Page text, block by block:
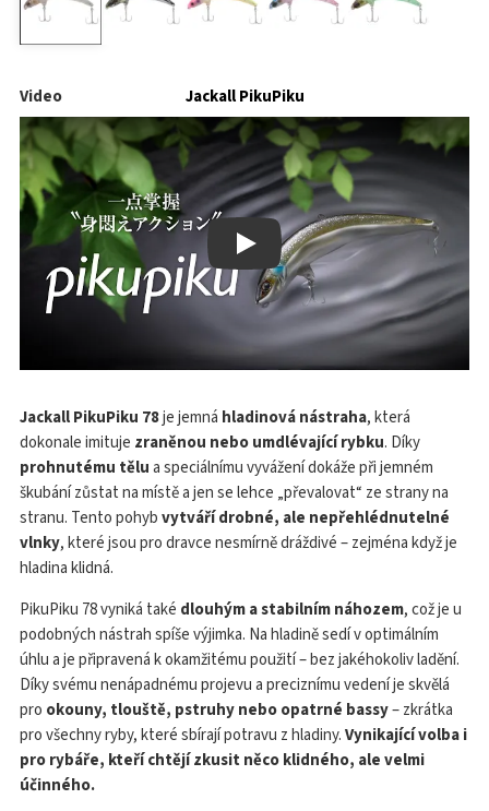
Video Jackall PikuPiku
Play
Jackall PikuPiku 78je jemná hladinová nástraha, která
dokonale imituje zraněnou nebo umdlévající rybku. Díky
prohnutému tělua speciálnímu vyvážení dokáže při jemném
škubání zůstat na místě a jen se lehce „převalovat“ ze strany na
stranu. Tento pohybvytváří drobné, ale nepřehlédnutelné
vlnky, které jsou pro dravce nesmírně dráždivé – zejména když je
hladina klidná.
PikuPiku 78 vyniká také dlouhým a stabilním náhozem, což je u
podobných nástrah spíše výjimka. Na hladině sedí v optimálním
úhlu a je připravená k okamžitému použití – bez jakéhokoliv ladění.
Díky svému nenápadnému projevu a preciznímu vedení je skvělá
pro okouny, tlouště, pstruhy nebo opatrné bassy– zkrátka
pro všechny ryby, které sbírají potravu z hladiny.Vynikající volba i
pro rybáře, kteří chtějí zkusit něco klidného, ale velmi
účinného.